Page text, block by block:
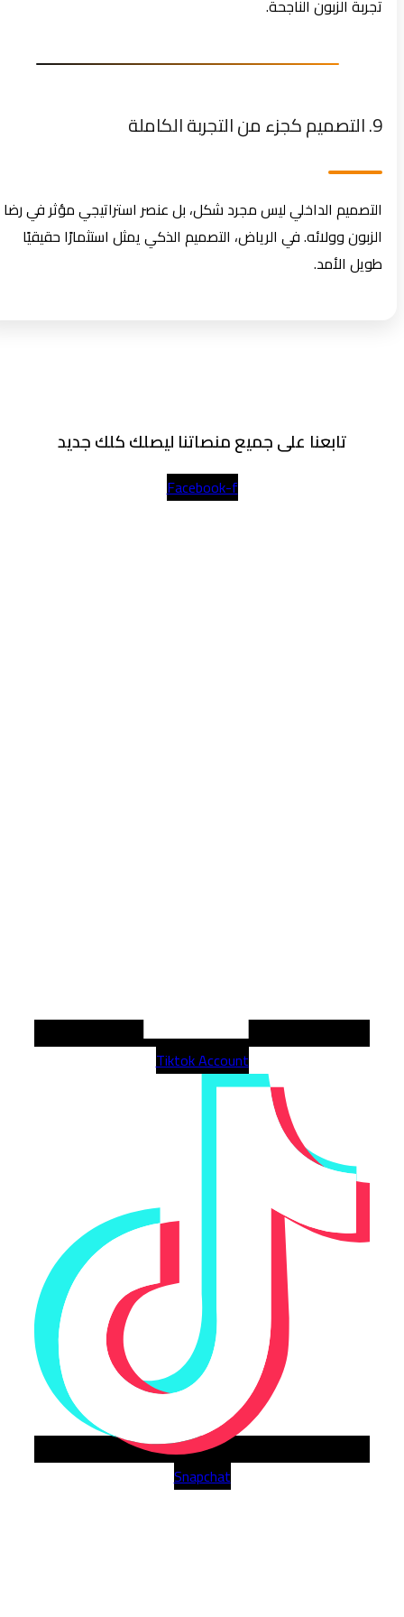
تجربة الزبون الناجحة.
التصميم الداخلي ليس مجرد شكل، بل عنصر استراتيجي مؤثر في رضا
الزبون وولائه. في الرياض، التصميم الذكي يمثل استثمارًا حقيقيًا
طويل الأمد.
تابعنا على جميع منصاتنا ليصلك كلك جديد
Facebook-f
Tiktok Account
Snapchat